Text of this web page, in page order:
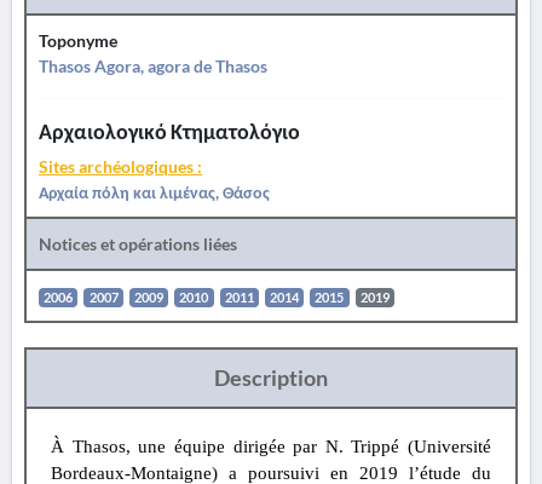
Toponyme
Thasos Agora, agora de Thasos
Αρχαιολογικό Κτηματολόγιο
Sites archéologiques :
Αρχαία πόλη και λιμένας, Θάσος
Notices et opérations liées
2006 2007 2009 2010 2011 2014 2015 2019
Description
À Thasos, une équipe dirigée par N. Trippé (Université
Bordeaux-Montaigne) a poursuivi en 2019 l’étude du